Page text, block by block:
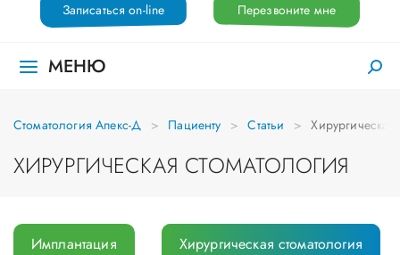
Перезвоните мне
Записаться on-line
МЕНЮ
Стоматология Апекс-Д Пациенту Статьи Хирургическая
ХИРУРГИЧЕСКАЯ СТОМАТОЛОГИЯ
Имплантация Хирургическая стоматология